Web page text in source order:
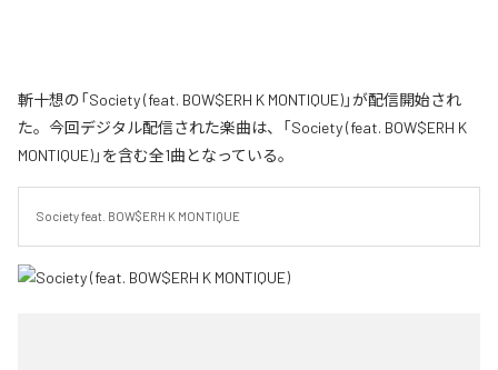
斬十想の「Society (feat. BOW$ERH K MONTIQUE)」が配信開始され
た。今回デジタル配信された楽曲は、「Society (feat. BOW$ERH K
MONTIQUE)」を含む全1曲となっている。
Society feat. BOW$ERH K MONTIQUE